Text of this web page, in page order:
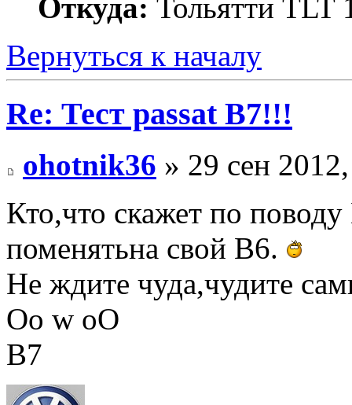
Откуда: Тольятти TLT
Вернуться к началу
Re: Тест passat B7!!!
ohotnik36 » 29 сен
Кто,что скажет по
поменятьна свой В6.
Не ждите чуда,чудите
Оо w оО
В7